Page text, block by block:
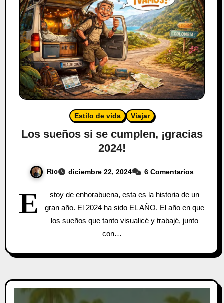
Estilo de vida Viajar
Los sueños si se cumplen, ¡gracias
2024!
Ric diciembre 22, 2024 6 Comentarios
E
stoy de enhorabuena, esta es la historia de un
gran año. El 2024 ha sido EL AÑO. El año en que
los sueños que tanto visualicé y trabajé, junto
con…